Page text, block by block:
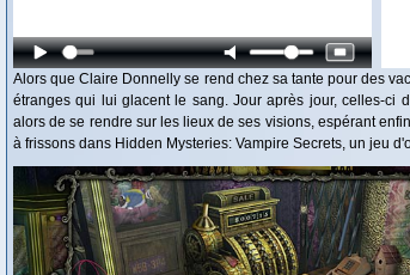
Alors que Claire Donnelly se rend chez sa tante pour des
étranges qui lui glacent le sang. Jour après jour, celles-ci
alors de se rendre sur les lieux de ses visions, espérant
à frissons dans Hidden Mysteries: Vampire Secrets, un jeu